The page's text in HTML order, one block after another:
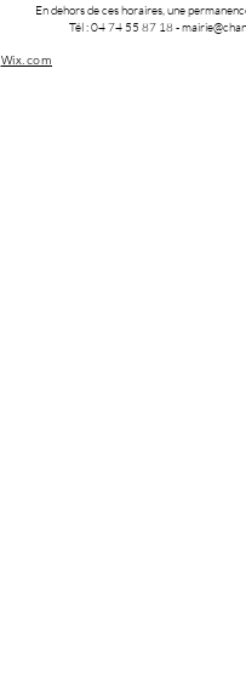
En dehors de ces horaires, une
Tél : 04 74 55 87 18-
Wix.com